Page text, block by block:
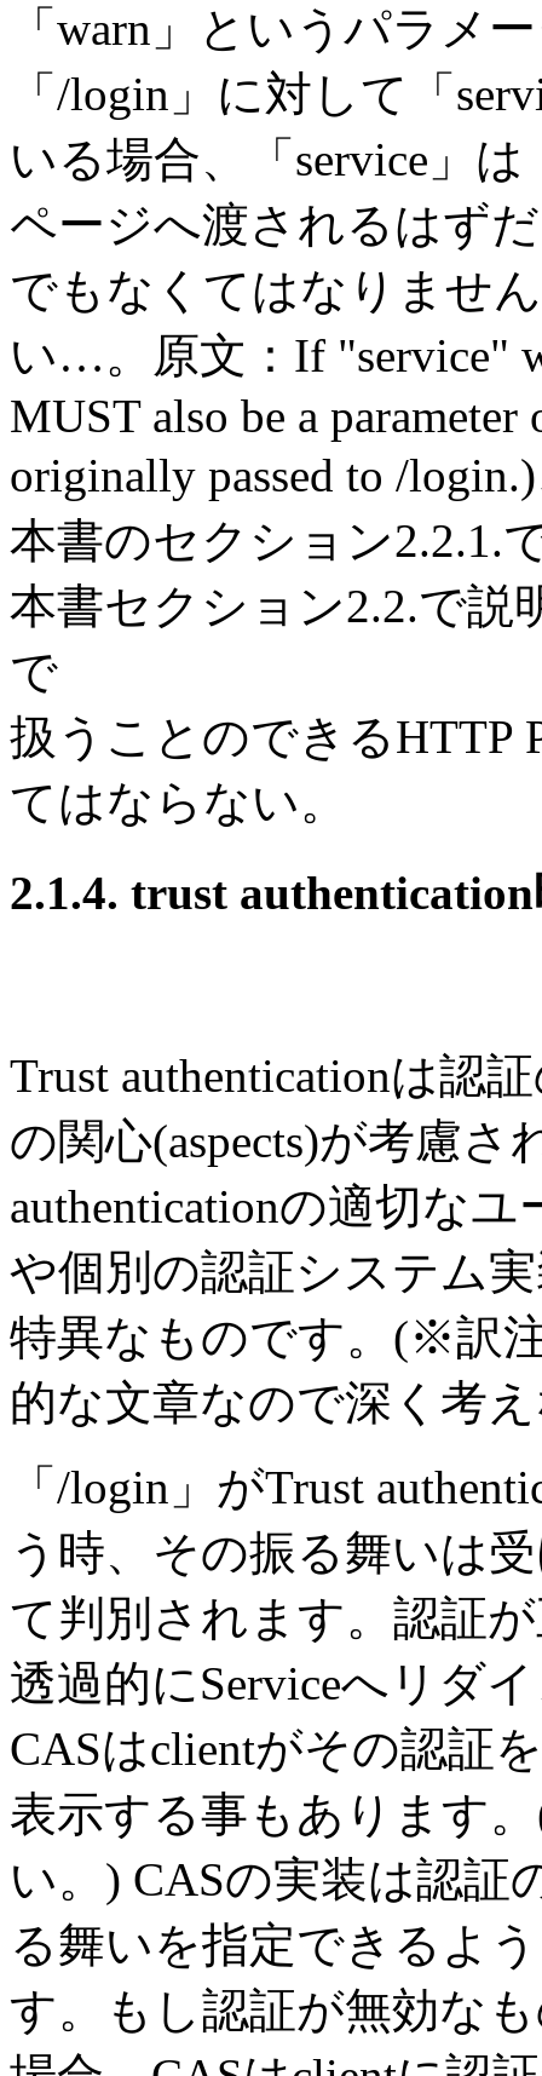
「warn」というパラメ
「/login」に対して「
いる場合、「service」
ページへ渡されるはず
でもなくてはなりませ
い…。原文：If "service"
MUST also be a
originally passed to /
本書のセクション2.2.1.
本書セクション2.2.で説
で
扱うことのできるHTTP
てはならない。
2.1.4. trust
Trust authenticationは認
の関心(aspects)が考慮さ
authenticationの適切な
や個別の認証システム
特異なものです。(※訳
的な文章なので深く考
「/login」がTrust
う時、その振る舞いは
て判別されます。認証
透過的にServiceへリダ
CASはclientがその認証
表示する事もあります
い。) CASの実装は認証
る舞いを指定できるよ
す。もし認証が無効な